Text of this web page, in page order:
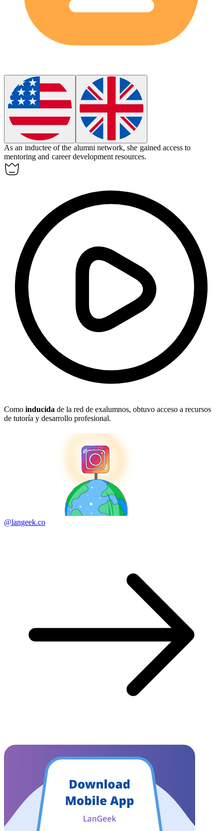
As an inductee of the alumni network, she gained access to
mentoring and career development resources.
Como inducida de la red de exalumnos, obtuvo acceso a recursos
de tutoría y desarrollo profesional.
@langeek.co